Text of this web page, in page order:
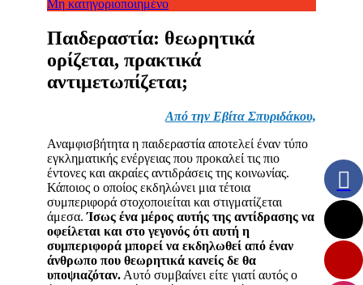
Μη κατηγοριοποιημένο
Παιδεραστία: θεωρητικά
ορίζεται, πρακτικά
αντιμετωπίζεται;
Aπό την Εβίτα Σπυριδάκου,
Αναμφισβήτητα η παιδεραστία αποτελεί έναν τύπο
εγκληματικής ενέργειας που προκαλεί τις πιο
έντονες και ακραίες αντιδράσεις της κοινωνίας.
Κάποιος ο οποίος εκδηλώνει μια τέτοια
συμπεριφορά στοχοποιείται και στιγματίζεται
άμεσα.Ίσως ένα μέρος αυτής της αντίδρασης να
οφείλεται και στο γεγονός ότι αυτή η
συμπεριφορά μπορεί να εκδηλωθεί από έναν
άνθρωπο που θεωρητικά κανείς δε θα
υποψιαζόταν. Αυτό συμβαίνει είτε γιατί αυτός ο